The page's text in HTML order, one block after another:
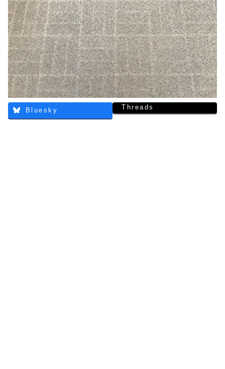
Bluesky Threads